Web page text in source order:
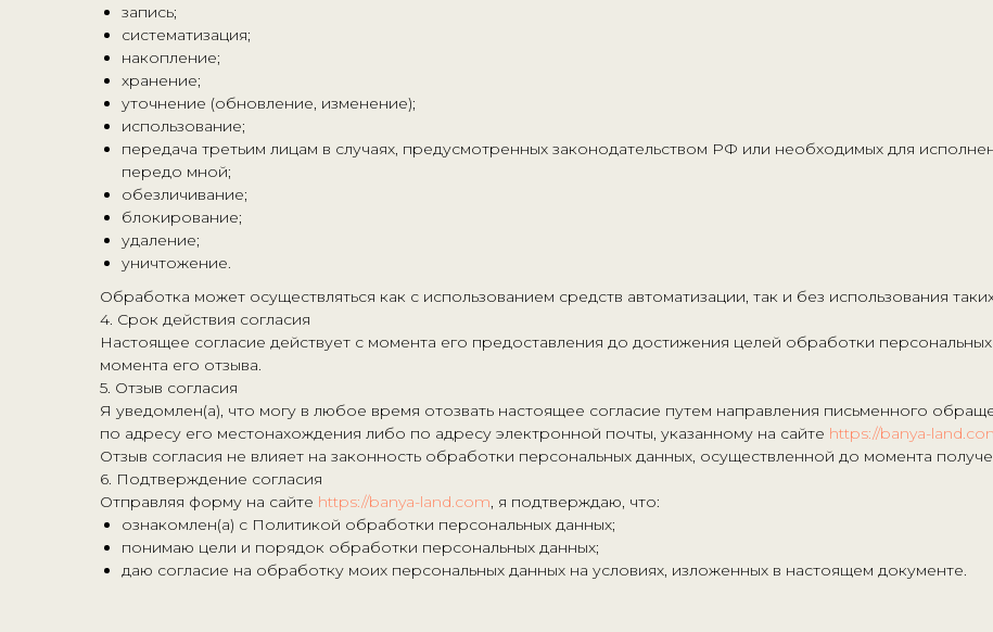
запись;
систематизация;
накопление;
хранение;
уточнение (обновление, изменение);
использование;
передача третьим лицам в случаях, предусмотренных законодательством РФ или необходимых для
передо мной;
обезличивание;
блокирование;
удаление;
уничтожение.
Обработка может осуществляться как с использованием средств автоматизации, так и без использования
4. Срок действия согласия
Настоящее согласие действует с момента его предоставления до достижения целей обработки
момента его отзыва.
5. Отзыв согласия
Я уведомлен(а), что могу в любое время отозвать настоящее согласие путем направления письменного
по адресу его местонахождения либо по адресу электронной почты, указанному на сайте https://banya-
Отзыв согласия не влияет на законность обработки персональных данных, осуществленной до момента
6. Подтверждение согласия
Отправляя форму на сайте https://banya-land.com, я подтверждаю, что:
ознакомлен(а) с Политикой обработки персональных данных;
понимаю цели и порядок обработки персональных данных;
даю согласие на обработку моих персональных данных на условиях, изложенных в настоящем документе.
Мы дарим настоящее